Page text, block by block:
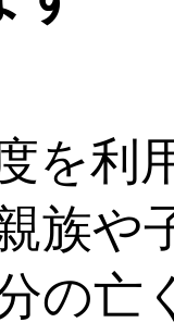
を利
族や
の亡